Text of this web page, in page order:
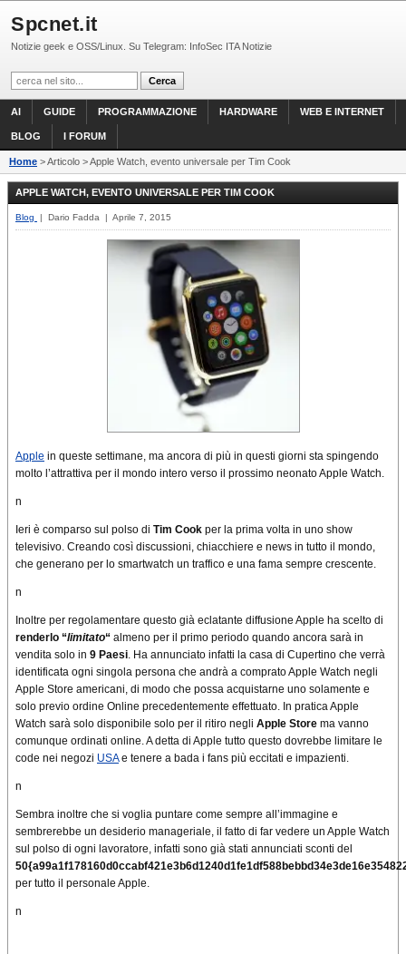
Spcnet.it
Notizie geek e OSS/Linux. Su Telegram: InfoSec ITA Notizie
AI GUIDE PROGRAMMAZIONE HARDWARE WEB E INTERNET
BLOG I FORUM
Home > Articolo > Apple Watch, evento universale per Tim Cook
APPLE WATCH, EVENTO UNIVERSALE PER TIM COOK
Blog | Dario Fadda | Aprile 7, 2015
Apple in queste settimane, ma ancora di più in questi giorni sta spingendo
molto l’attrattiva per il mondo intero verso il prossimo neonato Apple Watch.
n
Ieri è comparso sul polso di Tim Cook per la prima volta in uno show
televisivo. Creando così discussioni, chiacchiere e news in tutto il mondo,
che generano per lo smartwatch un traffico e una fama sempre crescente.
n
Inoltre per regolamentare questo già eclatante diffusione Apple ha scelto di
renderlo “limitato“ almeno per il primo periodo quando ancora sarà in
vendita solo in 9 Paesi. Ha annunciato infatti la casa di Cupertino che verrà
identificata ogni singola persona che andrà a comprato Apple Watch negli
Apple Store americani, di modo che possa acquistarne uno solamente e
solo previo ordine Online precedentemente effettuato. In pratica Apple
Watch sarà solo disponibile solo per il ritiro negli Apple Store ma vanno
comunque ordinati online. A detta di Apple tutto questo dovrebbe limitare le
code nei negozi USAe tenere a bada i fans più eccitati e impazienti.
n
Sembra inoltre che si voglia puntare come sempre all’immagine e
sembrerebbe un desiderio manageriale, il fatto di far vedere un Apple Watch
sul polso di ogni lavoratore, infatti sono già stati annunciati sconti del
per tutto il personale Apple.
n